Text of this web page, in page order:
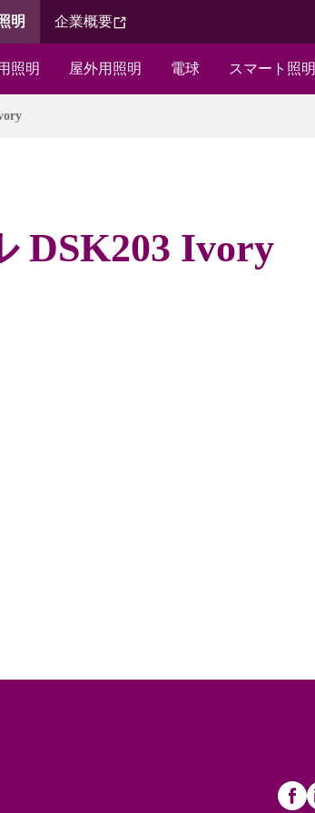
明​ 企業概要​
照明​ 屋外用照明​ 電球​ スマート照明
DSK203 Ivory